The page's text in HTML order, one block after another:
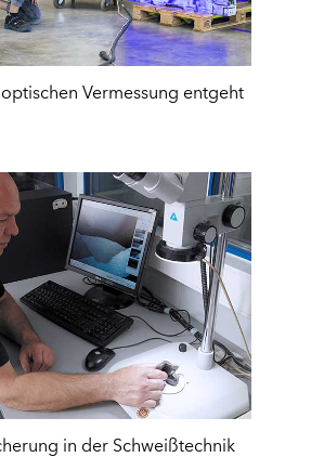
Vermessung entgeht
in der Schweißtechnik